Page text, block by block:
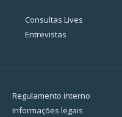
Consultas Lives
Entrevistas
Regulamento interno
Informações legais